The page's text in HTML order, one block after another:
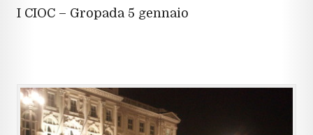
I CIOC – Gropada 5 gennaio